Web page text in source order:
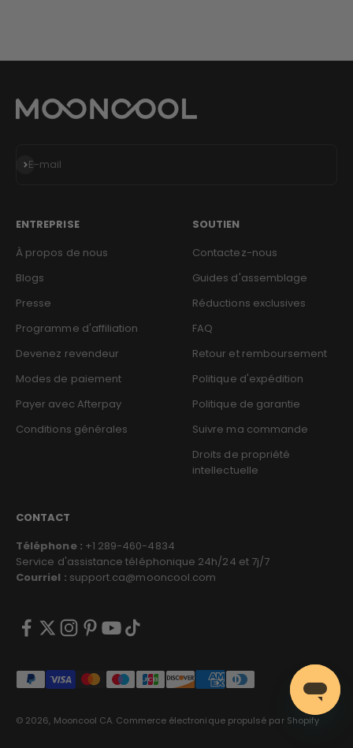
E-mail
S'inscrire
ENTREPRISE
À propos de nous
Blogs
Presse
Programme d'affiliation
Devenez revendeur
Modes de paiement
Payer avec Afterpay
Conditions générales
SOUTIEN
Contactez-nous
Guides d'assemblage
Réductions exclusives
FAQ
Retour et remboursement
Politique d'expédition
Politique de garantie
Suivre ma commande
Droits de propriété
intellectuelle
CONTACT
Téléphone : +1 289-460-4834
Service d'assistance téléphonique 24h/24 et 7j/7
Courriel : support.ca@mooncool.com
© 2026, Mooncool CA. Commerce électronique propulsé par Shopify